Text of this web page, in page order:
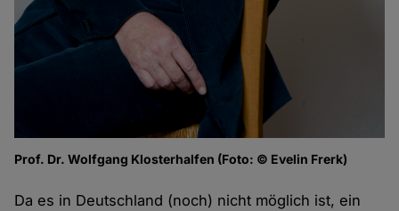
Prof. Dr. Wolfgang Klosterhalfen (Foto: © Evelin Frerk)
Da es in Deutschland (noch) nicht möglich ist, ein